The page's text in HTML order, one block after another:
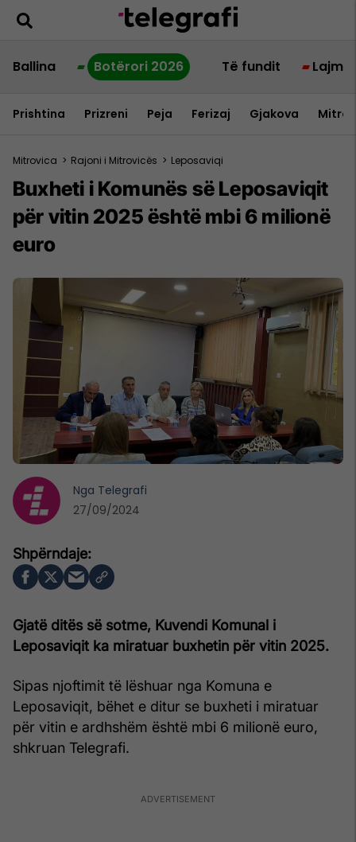
Ballina Botërori 2026 Të fundit Lajme
Prishtina Prizreni Peja Ferizaj Gjakova
Mitrovica > Rajoni i Mitrovicës > Leposaviqi
Buxheti i Komunës së Leposaviqit
për vitin 2025 është mbi 6 milionë
euro
Gjatë ditës së sotme, Kuvendi Komunal i
Leposaviqit ka miratuar buxhetin për vitin 2025.
Sipas njoftimit të lëshuar nga Komuna e
Leposaviqit, bëhet e ditur se buxheti i miratuar
për vitin e ardhshëm është mbi 6 milionë euro,
shkruan Telegrafi.
Nga Telegrafi
27/09/2024